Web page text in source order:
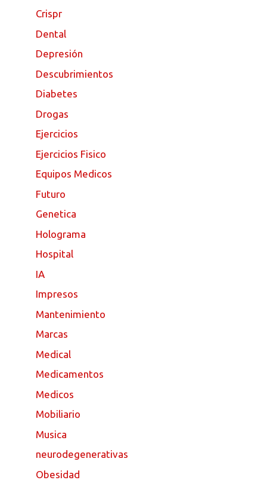
Crispr
Dental
Depresión
Descubrimientos
Diabetes
Drogas
Ejercicios
Ejercicios Fisico
Equipos Medicos
Futuro
Genetica
Holograma
Hospital
IA
Impresos
Mantenimiento
Marcas
Medical
Medicamentos
Medicos
Mobiliario
Musica
neurodegenerativas
Obesidad